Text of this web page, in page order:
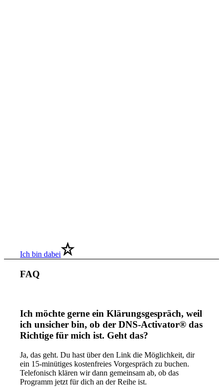
Ich bin dabei
FAQ
Ich möchte gerne ein Klärungsgespräch, weil
ich unsicher bin, ob der DNS-Activator® das
Richtige für mich ist. Geht das?
Ja, das geht. Du hast über den Link die Möglichkeit, dir
ein 15-minütiges kostenfreies Vorgespräch zu buchen.
Telefonisch klären wir dann gemeinsam ab, ob das
Programm jetzt für dich an der Reihe ist.